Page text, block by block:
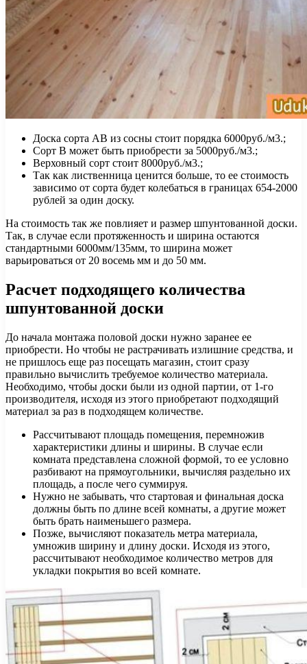
Доска сорта АВ из сосны стоит порядка 6000руб./м3.;
Сорт В может быть приобрести за 5000руб./м3.;
Верховный сорт стоит 8000руб./м3.;
Так как лиственница ценится больше, то ее стоимость
зависимо от сорта будет колебаться в границах 654-2000
рублей за один доску.
На стоимость так же повлияет и размер шпунтованной доски.
Так, в случае если протяженность и ширина остаются
стандартными 6000мм/135мм, то ширина может
варьироваться от 20 восемь мм и до 50 мм.
Расчет подходящего количества
шпунтованной доски
До начала монтажа половой доски нужно заранее ее
приобрести. Но чтобы не растрачивать излишние средства, и
не пришлось еще раз посещать магазин, стоит сразу
правильно вычислить требуемое количество материала.
Необходимо, чтобы доски были из одной партии, от 1-го
производителя, исходя из этого приобретают подходящий
материал за раз в подходящем количестве.
Рассчитывают площадь помещения, перемножив
характеристики длины и ширины. В случае если
комната представлена сложной формой, то ее условно
разбивают на прямоугольники, вычисляя раздельно их
площадь, а после чего суммируя.
Нужно не забывать, что стартовая и финальная доска
должны быть по длине всей комнаты, а другие может
быть брать наименьшего размера.
Позже, вычисляют показатель метра материала,
умножив ширину и длину доски. Исходя из этого,
рассчитывают необходимое количество метров для
укладки покрытия во всей комнате.